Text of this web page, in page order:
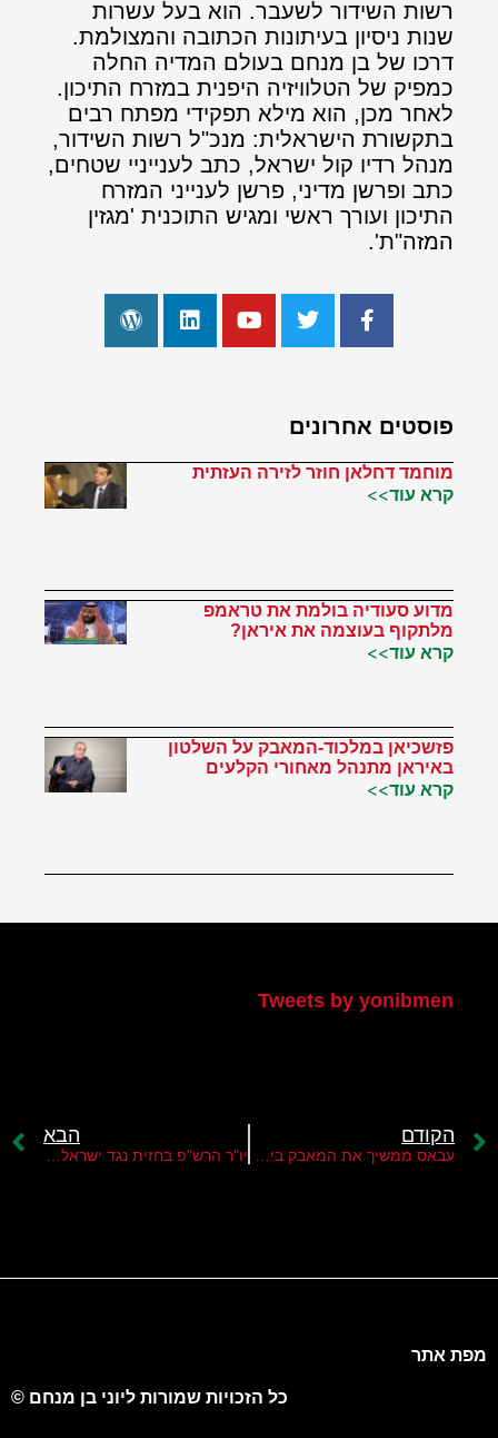
רשות השידור לשעבר. הוא בעל עשרות
שנות ניסיון בעיתונות הכתובה והמצולמת.
דרכו של בן מנחם בעולם המדיה החלה
כמפיק של הטלוויזיה היפנית במזרח התיכון.
לאחר מכן, הוא מילא תפקידי מפתח רבים
בתקשורת הישראלית: מנכ"ל רשות השידור,
מנהל רדיו קול ישראל, כתב לענייניי שטחים,
כתב ופרשן מדיני, פרשן לענייני המזרח
התיכון ועורך ראשי ומגיש התוכנית 'מגזין
המזה"ת'.
פוסטים אחרונים
מוחמד דחלאן חוזר לזירה העזתית
קרא עוד>>
מדוע סעודיה בולמת את טראמפ
מלתקוף בעוצמה את איראן?
קרא עוד>>
פזשכיאן במלכוד-המאבק על השלטון
באיראן מתנהל מאחורי הקלעים
קרא עוד>>
Tweets by yonibmen
הקודם
עבאס ממשיך את המאבק בישראל
הבא
יו"ר הרש"פ בחזית נגד ישראל,ארה"ב וחמאס
מפת אתר
כל הזכויות שמורות ליוני בן מנחם ©